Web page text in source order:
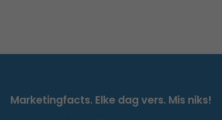
Marketingfacts. Elke dag vers. Mis niks!